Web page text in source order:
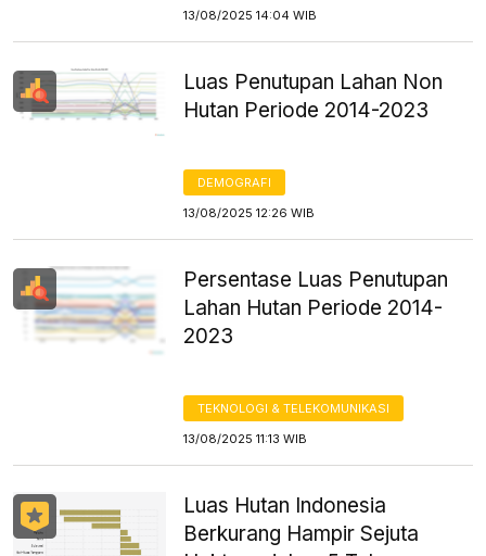
13/08/2025 14:04 WIB
Luas Penutupan Lahan Non
Hutan Periode 2014-2023
DEMOGRAFI
13/08/2025 12:26 WIB
Persentase Luas Penutupan
Lahan Hutan Periode 2014-
2023
TEKNOLOGI & TELEKOMUNIKASI
13/08/2025 11:13 WIB
Luas Hutan Indonesia
Berkurang Hampir Sejuta